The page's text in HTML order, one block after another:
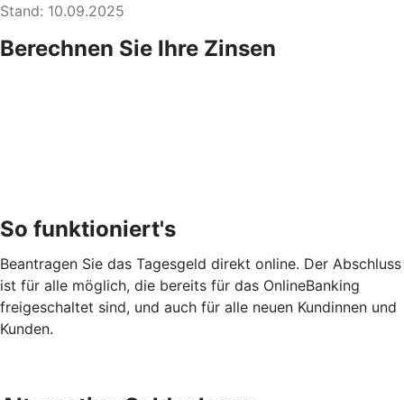
Stand: 10.09.2025
Berechnen Sie Ihre Zinsen
So funktioniert's
Beantragen Sie das Tagesgeld direkt online. Der Abschluss
ist für alle möglich, die bereits für das OnlineBanking
freigeschaltet sind, und auch für alle neuen Kundinnen und
Kunden.